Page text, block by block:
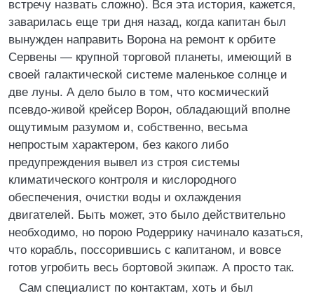
встречу назвать сложно). Вся эта история, кажется,
заварилась еще три дня назад, когда капитан был
вынужден направить Ворона на ремонт к орбите
Сервены — крупной торговой планеты, имеющий в
своей галактической системе маленькое солнце и
две луны. А дело было в том, что космический
псевдо-живой крейсер Ворон, обладающий вполне
ощутимым разумом и, собственно, весьма
непростым характером, без какого либо
предупреждения вывел из строя системы
климатического контроля и кислородного
обеспечения, очистки воды и охлаждения
двигателей. Быть может, это было действительно
необходимо, но порою Родеррику начинало казаться,
что корабль, поссорившись с капитаном, и вовсе
готов угробить весь бортовой экипаж. А просто так.
Сам специалист по контактам, хоть и был